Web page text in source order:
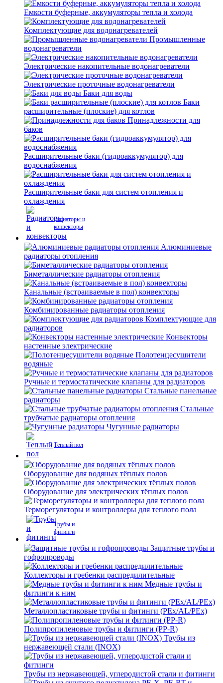
Емкости буферные, аккумуляторы тепла и холода
Комплектующие для водонагревателей
Промышленные
водонагреватели
Электрические накопительные водонагреватели
Электрические проточные водонагреватели
Баки для воды
Баки
расширительные (плоские) для котлов
Принадлежности для
баков
Расширительные баки (гидроаккумулятор) для
водоснабжения
Расширительные баки для систем отопления и
охлаждения
Радиаторы и
конвекторы
Алюминиевые
радиаторы отопления
Биметаллические радиаторы отопления
Канальные (встраиваемые в пол) конвекторы
Комбинированные радиаторы отопления
Комплектующие для
радиаторов
Конвекторы
настенные электрические
Полотенцесушители
водяные
Ручные и термостатические клапаны для радиаторов
Стальные панельные
радиаторы
Стальные
трубчатые радиаторы отопления
Чугунные радиаторы
Теплый пол
Оборудование для водяных тёплых полов
Оборудование для электрических тёплых полов
Терморегуляторы и контроллеры для теплого пола
Трубы и
фитинги
Защитные трубы и
гофропроводы
Коллекторы и гребенки распредилительные
Медные трубы и
фитинги к ним
Металлопластиковые трубы и фитинги (PEx/AL/PEx)
Полипропиленовые трубы и фитинги (PP-R)
Трубы из
нержавеющей стали (INOX)
Трубы из нержавеющей, углеродистой стали и фитинги